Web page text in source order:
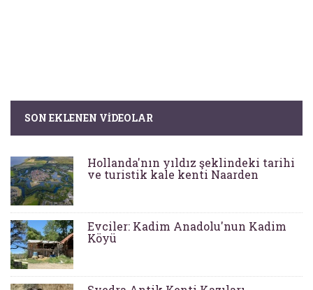
SON EKLENEN VIDEOLAR
Hollanda'nın yıldız şeklindeki tarihi
ve turistik kale kenti Naarden
Evciler: Kadim Anadolu'nun Kadim
Köyü